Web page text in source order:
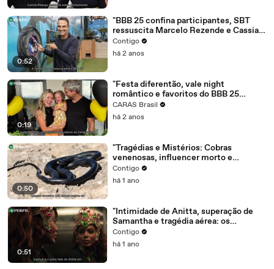
0:52
"BBB 25 confina participantes, SBT
ressuscita Marcelo Rezende e Cassia
Kis faz barraco no Rio"
Contigo
há 2 anos
0:19
"Festa diferentão, vale night
romântico e favoritos do BBB 25
revelados: os destaques da semana"
CARAS Brasil
há 2 anos
0:50
"Tragédias e Mistérios: Cobras
venenosas, influencer morto e
acidente de avião chocam o mundo"
Contigo
há 1 ano
0:51
"Intimidade de Anitta, superação de
Samantha e tragédia aérea: os
bastidores que chocaram o Brasil"
Contigo
há 1 ano